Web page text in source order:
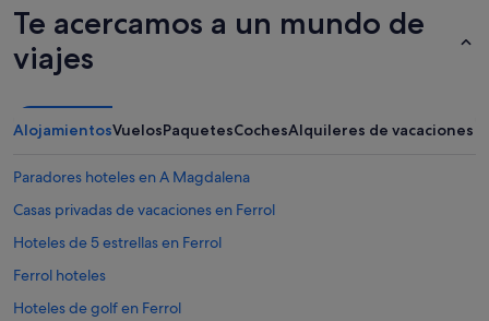
Te acercamos a un mundo de
viajes
AlojamientosVuelosPaquetesCochesAlquileres de vacaciones
Paradores hoteles en A Magdalena
Casas privadas de vacaciones en Ferrol
Hoteles de 5 estrellas en Ferrol
Ferrol hoteles
Hoteles de golf en Ferrol